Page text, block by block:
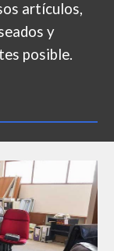
artículos,
y
posible.